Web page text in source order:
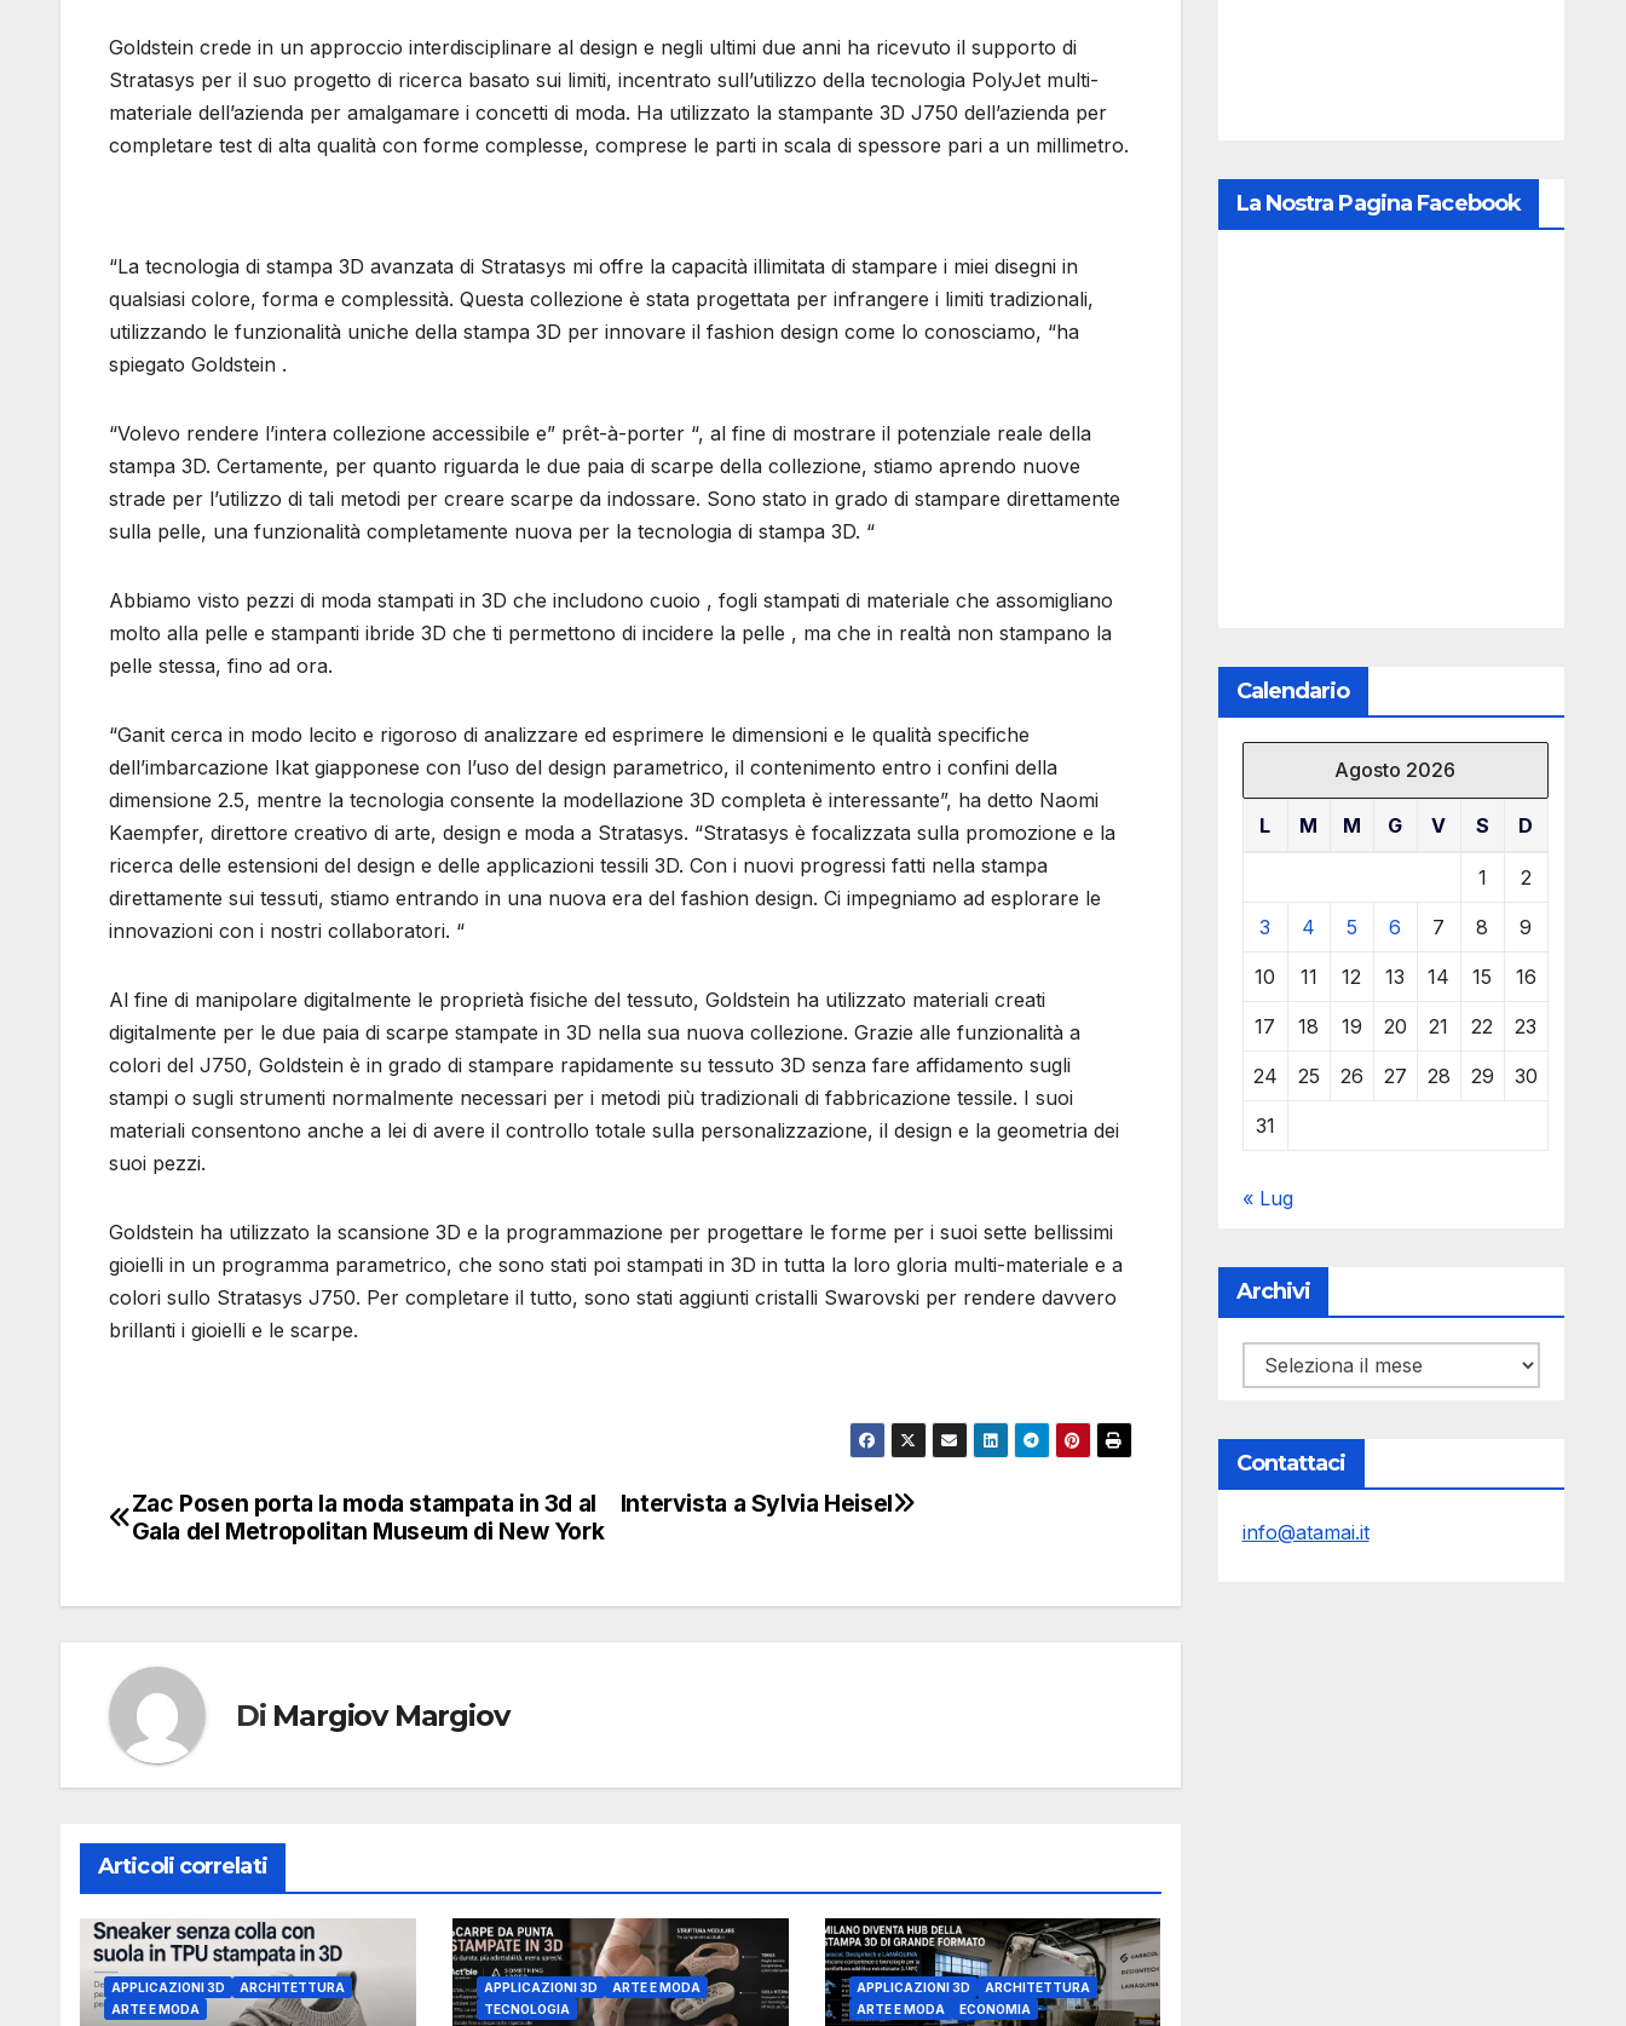
Goldstein crede in un approccio interdisciplinare al design e negli ultimi due anni ha ricevuto il supporto di
Stratasys per il suo progetto di ricerca basato sui limiti, incentrato sull’utilizzo della tecnologia PolyJet multi-
materiale dell’azienda per amalgamare i concetti di moda. Ha utilizzato la stampante 3D J750 dell’azienda per
completare test di alta qualità con forme complesse, comprese le parti in scala di spessore pari a un millimetro.
“La tecnologia di stampa 3D avanzata di Stratasys mi offre la capacità illimitata di stampare i miei disegni in
qualsiasi colore, forma e complessità. Questa collezione è stata progettata per infrangere i limiti tradizionali,
utilizzando le funzionalità uniche della stampa 3D per innovare il fashion design come lo conosciamo, “ha
spiegato Goldstein .
“Volevo rendere l’intera collezione accessibile e” prêt-à-porter “, al fine di mostrare il potenziale reale della
stampa 3D. Certamente, per quanto riguarda le due paia di scarpe della collezione, stiamo aprendo nuove
strade per l’utilizzo di tali metodi per creare scarpe da indossare. Sono stato in grado di stampare direttamente
sulla pelle, una funzionalità completamente nuova per la tecnologia di stampa 3D. “
Abbiamo visto pezzi di moda stampati in 3D che includono cuoio , fogli stampati di materiale che assomigliano
molto alla pelle e stampanti ibride 3D che ti permettono di incidere la pelle , ma che in realtà non stampano la
pelle stessa, fino ad ora.
“Ganit cerca in modo lecito e rigoroso di analizzare ed esprimere le dimensioni e le qualità specifiche
dell’imbarcazione Ikat giapponese con l’uso del design parametrico, il contenimento entro i confini della
dimensione 2.5, mentre la tecnologia consente la modellazione 3D completa è interessante”, ha detto Naomi
Kaempfer, direttore creativo di arte, design e moda a Stratasys. “Stratasys è focalizzata sulla promozione e la
ricerca delle estensioni del design e delle applicazioni tessili 3D. Con i nuovi progressi fatti nella stampa
direttamente sui tessuti, stiamo entrando in una nuova era del fashion design. Ci impegniamo ad esplorare le
innovazioni con i nostri collaboratori. “
Al fine di manipolare digitalmente le proprietà fisiche del tessuto, Goldstein ha utilizzato materiali creati
digitalmente per le due paia di scarpe stampate in 3D nella sua nuova collezione. Grazie alle funzionalità a
colori del J750, Goldstein è in grado di stampare rapidamente su tessuto 3D senza fare affidamento sugli
stampi o sugli strumenti normalmente necessari per i metodi più tradizionali di fabbricazione tessile. I suoi
materiali consentono anche a lei di avere il controllo totale sulla personalizzazione, il design e la geometria dei
suoi pezzi.
Goldstein ha utilizzato la scansione 3D e la programmazione per progettare le forme per i suoi sette bellissimi
gioielli in un programma parametrico, che sono stati poi stampati in 3D in tutta la loro gloria multi-materiale e a
colori sullo Stratasys J750. Per completare il tutto, sono stati aggiunti cristalli Swarovski per rendere davvero
brillanti i gioielli e le scarpe.
Navigazione
Intervista a Sylvia Heisel
Zac Posen porta la moda stampata in 3d al
Gala del Metropolitan Museum di New York
Di Margiov Margiov
Articoli correlati
APPLICAZIONI 3D
ARCHITETTURA
ARTE E MODA
APPLICAZIONI 3D
ARTE E MODA
TECNOLOGIA
APPLICAZIONI 3D
ARCHITETTURA
ARTE E MODA
ECONOMIA
La Nostra Pagina Facebook
Calendario
Agosto 2026
L M M G V S D
1 2
3 4 5 6 7 8 9
10 11 12 13 14 15 16
17 18 19 20 21 22 23
24 25 26 27 28 29 30
31
« Lug
Archivi
Archivi
Contattaci
info@atamai.it